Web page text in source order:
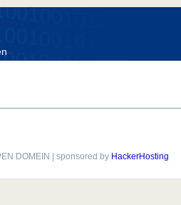
DOMEIN | sponsored by HackerHosting